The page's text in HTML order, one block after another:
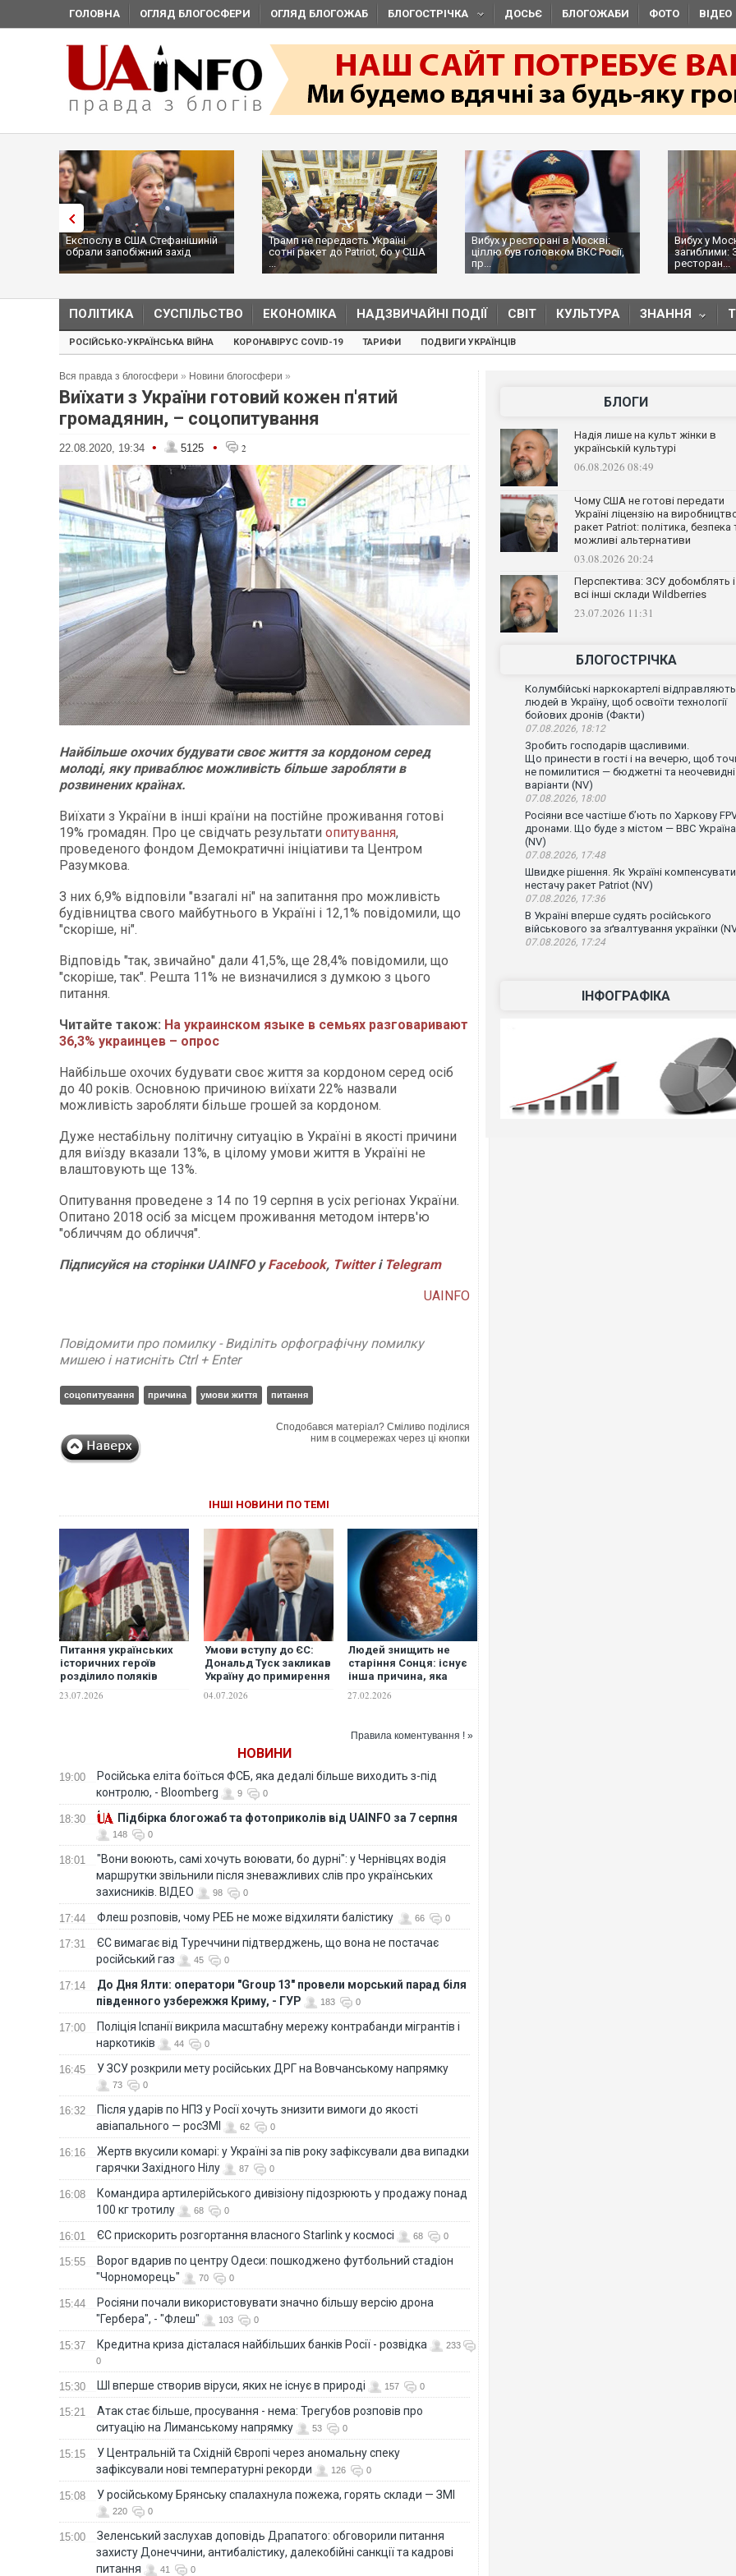
ГОЛОВНА ОГЛЯД БЛОГОСФЕРИ ОГЛЯД БЛОГОЖАБ БЛОГОСТРІЧКА ДОСЬЄ БЛОГОЖАБИ ФОТО ВІДЕО
Експослу в США Стефанішиній
обрали запобіжний захід
Трамп не передасть Україні
сотні ракет до Patriot, бо у США
...
Вибух у ресторані в Москві:
ціллю був головком ВКС Росії,
пр...
Вибух у
загиблими:
ресторан...
ПОЛІТИКА СУСПІЛЬСТВО ЕКОНОМІКА НАДЗВИЧАЙНІ ПОДІЇ СВІТ КУЛЬТУРА ЗНАННЯ
РОСІЙСЬКО-УКРАЇНСЬКА ВІЙНА КОРОНАВІРУС COVID-19 ТАРИФИ ПОДВИГИ УКРАЇНЦІВ
Вся правда з блогосфери » Новини блогосфери »
Виїхати з України готовий кожен п'ятий
громадянин, – соцопитування
22.08.2020, 19:34 • 5125 • 2
Найбільше охочих будувати своє життя за кордоном серед
молоді, яку приваблює можливість більше заробляти в
розвинених країнах.
Виїхати з України в інші країни на постійне проживання готові
19% громадян. Про це свідчать результати опитування,
проведеного фондом Демократичні ініціативи та Центром
Разумкова.
З них 6,9% відповіли "взагалі ні" на запитання про можливість
будівництва свого майбутнього в Україні і 12,1% повідомили, що
"скоріше, ні".
Відповідь "так, звичайно" дали 41,5%, ще 28,4% повідомили, що
"скоріше, так". Решта 11% не визначилися з думкою з цього
питання.
Читайте також: На украинском языке в семьях разговаривают
36,3% украинцев – опрос
Найбільше охочих будувати своє життя за кордоном серед осіб
до 40 років. Основною причиною виїхати 22% назвали
можливість заробляти більше грошей за кордоном.
Дуже нестабільну політичну ситуацію в Україні в якості причини
для виїзду вказали 13%, в цілому умови життя в Україні не
влаштовують ще 13%.
Опитування проведене з 14 по 19 серпня в усіх регіонах України.
Опитано 2018 осіб за місцем проживання методом інтерв'ю
"обличчям до обличчя".
Підписуйся на сторінки UAINFO уFacebook, Twitter і Telegram
UAINFO
Повідомити про помилку - Виділіть орфографічну помилку
мишею і натисніть Ctrl + Enter
соцопитування причина умови життя питання
Сподобався матеріал? Сміливо поділися
ним в соцмережах через ці кнопки
ІНШІ НОВИНИ ПО ТЕМІ
Питання українських
історичних героїв
розділило поляків
соцопитування
23.07.2026
Умови вступу до ЄС:
Дональд Туск закликав
Україну до примирення
04.07.2026
Людей знищить не
старіння Сонця: існує
інша причина, яка
непридатною для
27.02.2026
Правила коментування ! »
НОВИНИ
19:00
Російська еліта боїться ФСБ, яка дедалі більше виходить з-під
контролю, - Bloomberg
9 0
18:30 Підбірка блогожаб та фотоприколів від UAINFO за 7 серпня
148 0
18:01
"Вони воюють, самі хочуть воювати, бо дурні": у Чернівцях водія
маршрутки звільнили після зневажливих слів про українських
захисників. ВІДЕО
98 0
17:44 Флеш розповів, чому РЕБ не може відхиляти балістику 66 0
17:31
ЄС вимагає від Туреччини підтверджень, що вона не постачає
російський газ
45 0
17:14
До Дня Ялти: оператори "Group 13" провели морський парад біля
південного узбережжя Криму, - ГУР
183 0
17:00
Поліція Іспанії викрила масштабну мережу контрабанди мігрантів і
наркотиків
44 0
16:45 У ЗСУ розкрили мету російських ДРГ на Вовчанському напрямку
73 0
16:32
Після ударів по НПЗ у Росії хочуть знизити вимоги до якості
авіапального — росЗМІ
62 0
16:16
Жертв вкусили комарі: у Україні за пів року зафіксували два випадки
гарячки Західного Нілу
87 0
16:08
Командира артилерійського дивізіону підозрюють у продажу понад
100 кг тротилу
68 0
16:01 ЄС прискорить розгортання власного Starlink у космосі 68 0
15:55
Ворог вдарив по центру Одеси: пошкоджено футбольний стадіон
"Чорноморець"
70 0
15:44
Росіяни почали використовувати значно більшу версію дрона
"Гербера", - "Флеш"
103 0
15:37 Кредитна криза дісталася найбільших банків Росії - розвідка
233
0
15:30 ШІ вперше створив віруси, яких не існує в природі 157 0
15:21
Атак стає більше, просування - нема: Трегубов розповів про
ситуацію на Лиманському напрямку
53 0
15:15
У Центральній та Східній Європі через аномальну спеку
зафіксували нові температурні рекорди
126 0
15:08 У російському Брянську спалахнула пожежа, горять склади — ЗМІ
220 0
15:00
Зеленський заслухав доповідь Драпатого: обговорили питання
захисту Донеччини, антибалістику, далекобійні санкції та кадрові
питання
41 0
БЛОГИ
Надія лише на культ жінки в
українській культурі
06.08.2026 08:49
Чому США не готові передати
Україні ліцензію на
ракет Patriot: політика, безпека
можливі альтернативи
03.08.2026 20:24
Перспектива: ЗСУ добомблять і
всі інші склади Wildberries
23.07.2026 11:31
БЛОГОСТРІЧКА
Колумбійські наркокартелі відправляють
людей в Україну, щоб освоїти технології
бойових дронів (Факти)
07.08.2026, 18:12
Зробить господарів щасливими.
Що принести в гості і на вечерю, щоб
не помилитися — бюджетні та неочевидні
варіанти (NV)
07.08.2026, 18:00
Росіяни все частіше бʼють по Харкову
дронами. Що буде з містом — ВВС Україна
(NV)
07.08.2026, 17:48
Швидке рішення. Як Україні компенсувати
нестачу ракет Patriot (NV)
07.08.2026, 17:36
В Україні вперше судять російського
військового за зґвалтування українки
07.08.2026, 17:24
ІНФОГРАФІКА
В окупованій Ялті повідомляють